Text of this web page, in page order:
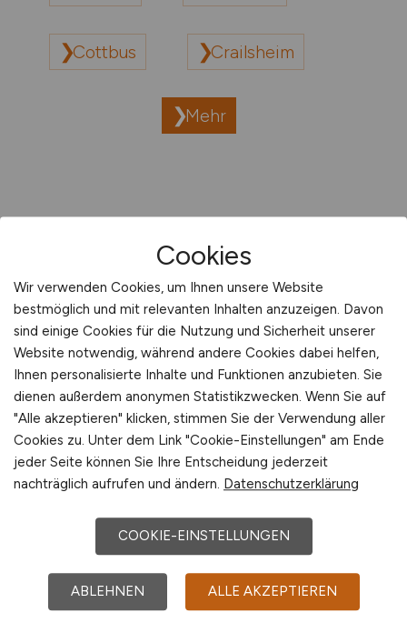
Cottbus Crailsheim
Mehr
Sie sind hier:
Startseite
Sitemap
Jobsuche mit C
KRAFTFAHRER.JOBS
Cookies
Wir verwenden Cookies, um Ihnen unsere Website
bestmöglich und mit relevanten Inhalten anzuzeigen. Davon
sind einige Cookies für die Nutzung und Sicherheit unserer
Website notwendig, während andere Cookies dabei helfen,
Ihnen personalisierte Inhalte und Funktionen anzubieten. Sie
dienen außerdem anonymen Statistikzwecken. Wenn Sie auf
"Alle akzeptieren" klicken, stimmen Sie der Verwendung aller
Cookies zu. Unter dem Link "Cookie-Einstellungen" am Ende
jeder Seite können Sie Ihre Entscheidung jederzeit
nachträglich aufrufen und ändern. Datenschutzerklärung
COOKIE-EINSTELLUNGEN
ABLEHNEN ALLE AKZEPTIEREN